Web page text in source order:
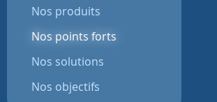
Nos produits
Nos points forts
Nos solutions
Nos objectifs